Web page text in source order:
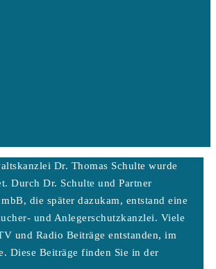
Dr. Thomas Schulte wurde
Durch Dr. Schulte und Partner
die später dazukam, entstand eine
und Anlegerschutzkanzlei. Viele
und Radio Beiträge entstanden, im
Diese Beiträge finden Sie in der